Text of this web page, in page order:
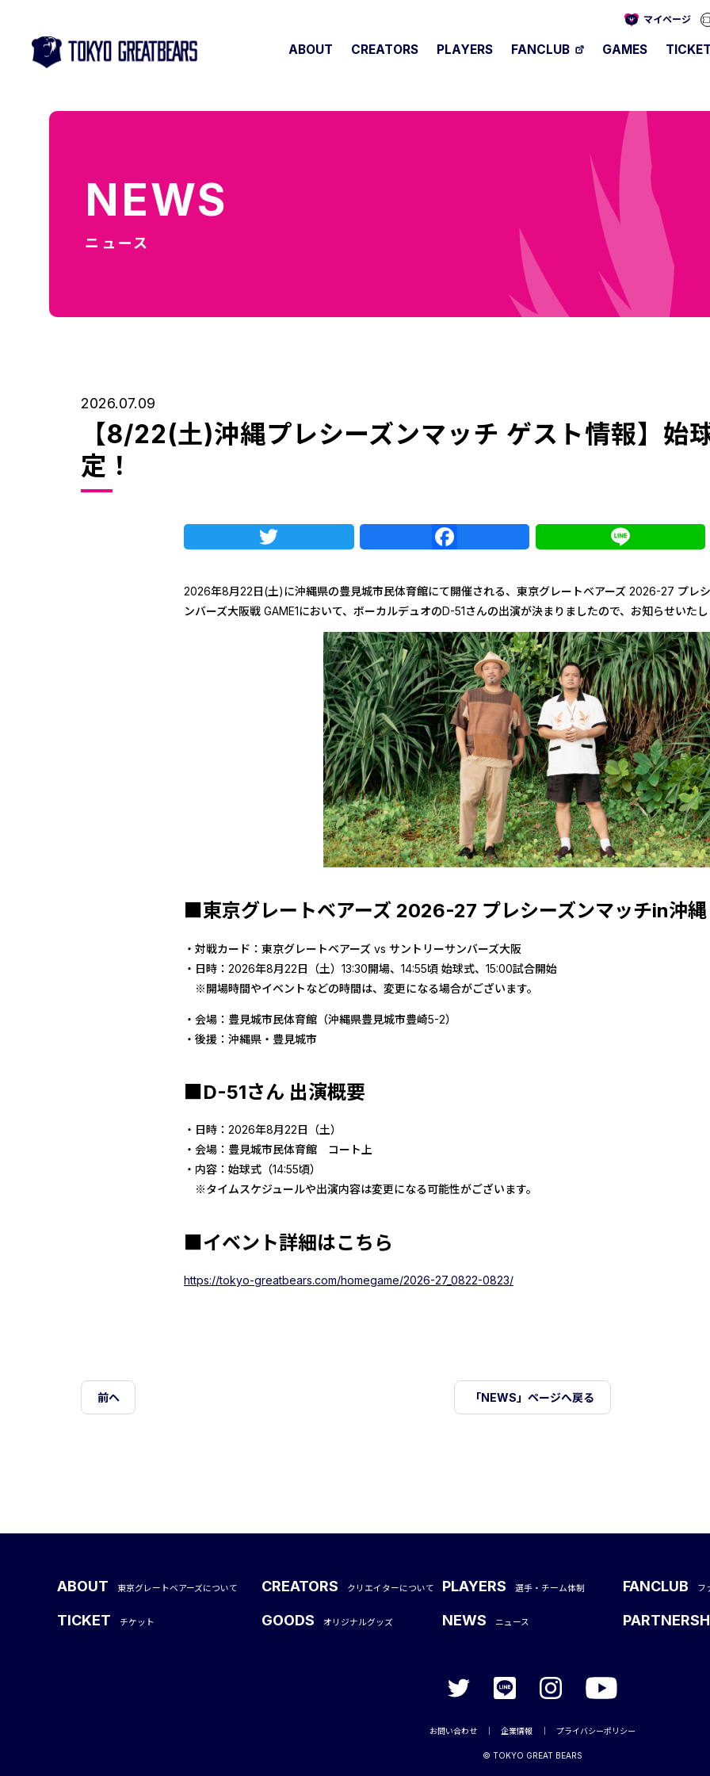
ABOUT CREATORS PLAYERS FANCLUB GAMES
マイページ
NEWS
ニュース
2026.07.09
【8/22(土)沖縄プレシーズンマッチ ゲスト情報】始
定！
Twitter Facebook
2026年8月22日(土)に沖縄県の豊見城市民体育館にて開催される、東京グレートベアーズ 2026-27 プレ
ンバーズ大阪戦 GAME1において、ボーカルデュオのD-51さんの出演が決まりましたので、お知らせいた
■東京グレートベアーズ 2026-27 プレシーズンマッチin沖
・対戦カード：東京グレートベアーズ vs サントリーサンバーズ大阪
・日時：2026年8月22日（土）13:30開場、14:55頃 始球式、15:00試合開始
※開場時間やイベントなどの時間は、変更になる場合がございます。
・会場：豊見城市民体育館（沖縄県豊見城市豊崎5-2）
・後援：沖縄県・豊見城市
■D-51さん 出演概要
・日時：2026年8月22日（土）
・会場：豊見城市民体育館 コート上
・内容：始球式（14:55頃）
※タイムスケジュールや出演内容は変更になる可能性がございます。
■イベント詳細はこちら
https://tokyo-greatbears.com/homegame/2026-27_0822-0823/
前ヘ 「NEWS」ページへ戻る
ABOUT 東京グレートベアーズについて CREATORS クリエイターについて PLAYERS 選手・チーム体制 FANCLUB フ
TICKET チケット GOODS オリジナルグッズ NEWS ニュース
お問い合わせ 企業情報 プライバシーポリシー
©︎ TOKYO GREAT BEARS